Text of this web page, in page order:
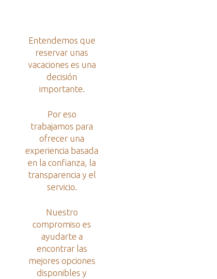
Entendemos que
reservar unas
vacaciones es una
decisión
importante.
Por eso
trabajamos para
ofrecer una
experiencia basada
en la confianza, la
transparencia y el
servicio.
Nuestro
compromiso es
ayudarte a
encontrar las
mejores opciones
disponibles y